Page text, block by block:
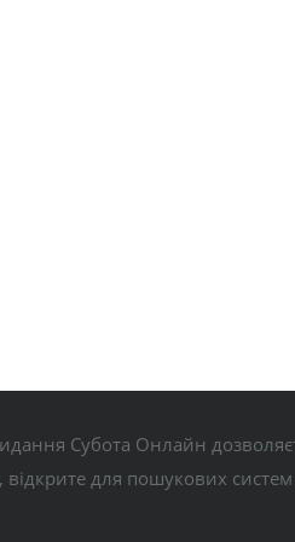
Субота Онлайн
для пошукових